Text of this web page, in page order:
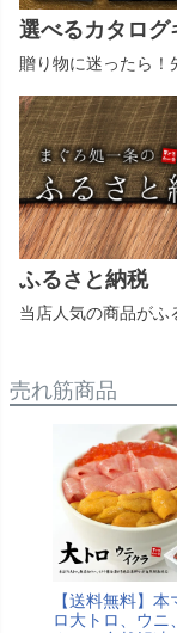
選べるカタログ
贈り物に迷ったら！
ふるさと納税
当店人気の商品がふ
売れ筋商品
【送料無料】本
ロ大トロ、ウニ